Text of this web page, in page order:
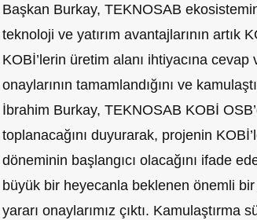
Başkan Burkay, TEKNOSAB
teknoloji ve yatırım avantajlarının artık
KOBİ’lerin üretim alanı ihtiyacına
onaylarının tamamlandığını ve
İbrahim Burkay, TEKNOSAB KOBİ
toplanacağını duyurarak, projenin
döneminin başlangıcı olacağını ifade
büyük bir heyecanla beklenen önemli bir
yararı onaylarımız çıktı. Kamulaştırma